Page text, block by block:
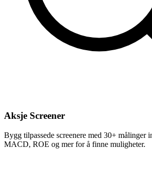
Aksje Screener
Bygg tilpassede screenere med 30+ målinger
MACD, ROE og mer for å finne muligheter.